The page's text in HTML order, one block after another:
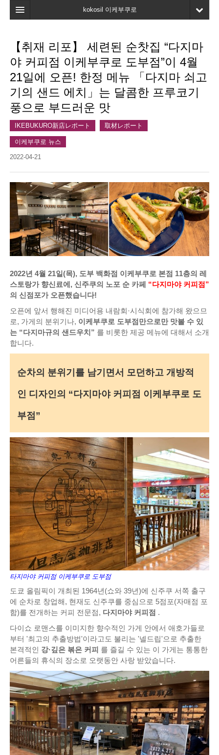
kokosil 이케부쿠로
지도
최신정보
고객평가
마이페이지
즐겨찾기
【취재 리포】 세련된 순찻집 “다지마
야 커피점 이케부쿠로 도부점”이 4월
21일에 오픈! 한정 메뉴 「다지마 쇠고
기의 샌드 에치」는 달콤한 프루코기
풍으로 부드러운 맛
IKEBUKURO新店レポート 取材レポート
이케부쿠로 뉴스
2022-04-21
2022년 4월 21일(목), 도부 백화점 이케부쿠로 본점 11층의 레
스토랑가 향신료에, 신주쿠의 노포 순 카페 “다지마야 커피점”
의 신점포가 오픈했습니다!
오픈에 앞서 행해진 미디어용 내람회·시식회에 참가해 왔으므
로, 가게의 분위기나, 이케부쿠로 도부점만으로만 맛볼 수 있
는 “다지마규의 샌드우치” 를 비롯한 제공 메뉴에 대해서 소개
합니다.
순차의 분위기를 남기면서 모던하고 개방적
인 디자인의 “다지마야 커피점 이케부쿠로 도
부점”
타지마야 커피점 이케부쿠로 도부점
도쿄 올림픽이 개최된 1964년(쇼와 39년)에 신주쿠 서쪽 출구
에 순차로 창업해, 현재도 신주쿠를 중심으로 5점포(자매점 포
함)를 전개하는 커피 전문점, 다지마야 커피점 .
다이쇼 로맨스를 이미지한 향수적인 가게 안에서 애호가들로
부터 '최고의 추출방법'이라고도 불리는 '넬드립'으로 추출한
본격적인 강·깊은 볶은 커피 를 즐길 수 있는 이 가게는 통통한
어른들의 휴식의 장소로 오랫동안 사랑 받았습니다.